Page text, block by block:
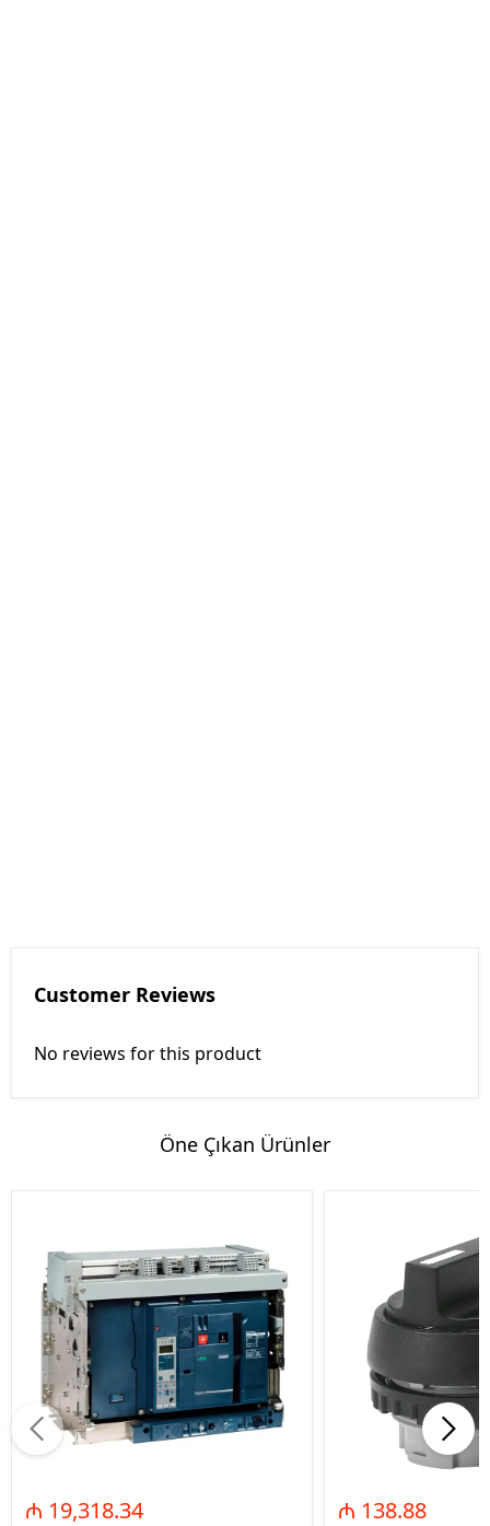
Customer Reviews
No reviews for this product
Öne Çıkan Ürünler
₼ 19,318.34 ₼ 138.88